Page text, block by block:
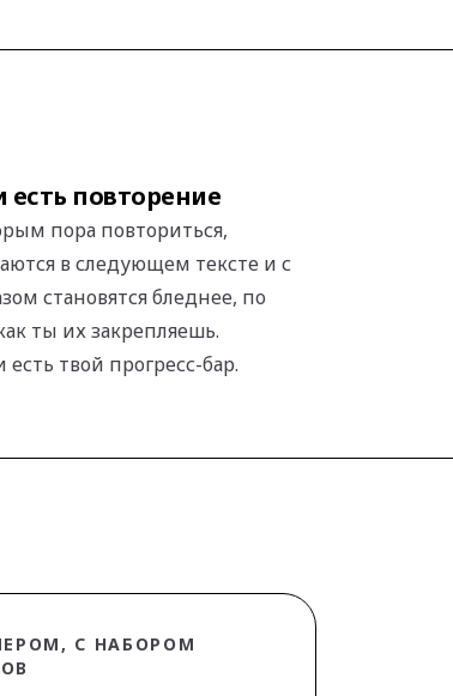
есть повторение
пора повториться,
в следующем тексте и с
становятся бледнее, по
ты их закрепляешь.
твой прогресс-бар.
С НАБОРОМ